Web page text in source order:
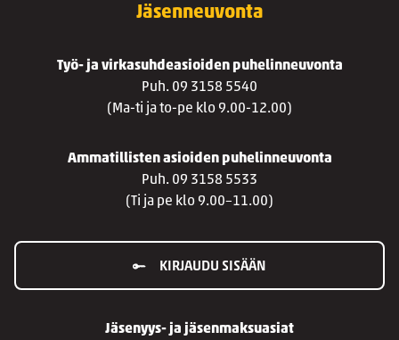
Jäsenneuvonta
Työ- ja virkasuhdeasioiden puhelinneuvonta
Puh. 09 3158 5540
(Ma-ti ja to-pe klo 9.00-12.00)
Ammatillisten asioiden puhelinneuvonta
Puh. 09 3158 5533
(Ti ja pe klo 9.00–11.00)
KIRJAUDU SISÄÄN
Jäsenyys- ja jäsenmaksuasiat